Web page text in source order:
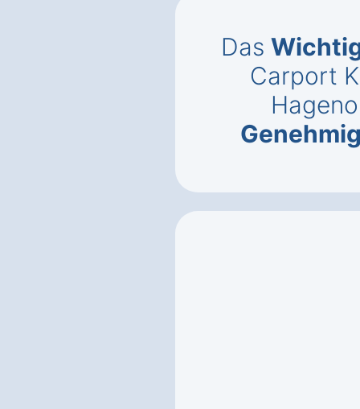
Das
Carport